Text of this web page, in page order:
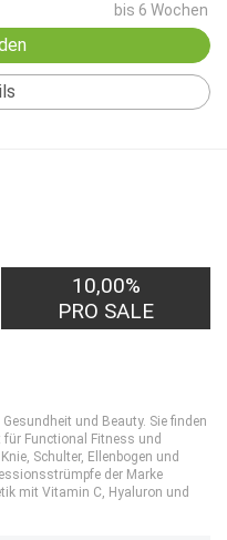
bis 6 Wochen
10,00%
PRO SALE
und Beauty. Sie finden
Functional Fitness und
Schulter, Ellenbogen und
der Marke
mit Vitamin C, Hyaluron und